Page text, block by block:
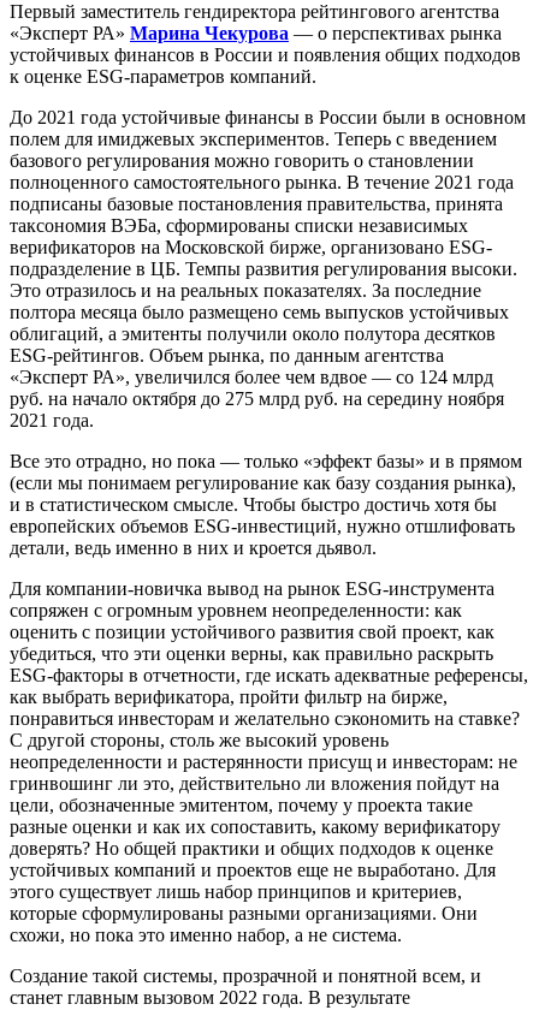
Первый заместитель гендиректора рейтингового агентства
«Эксперт РА» Марина Чекурова — о перспективах рынка
устойчивых финансов в России и появления общих подходов
к оценке ESG-параметров компаний.
До 2021 года устойчивые финансы в России были в основном
полем для имиджевых экспериментов. Теперь с введением
базового регулирования можно говорить о становлении
полноценного самостоятельного рынка. В течение 2021 года
подписаны базовые постановления правительства, принята
таксономия ВЭБа, сформированы списки независимых
верификаторов на Московской бирже, организовано ESG-
подразделение в ЦБ. Темпы развития регулирования высоки.
Это отразилось и на реальных показателях. За последние
полтора месяца было размещено семь выпусков устойчивых
облигаций, а эмитенты получили около полутора десятков
ESG-рейтингов. Объем рынка, по данным агентства
«Эксперт РА», увеличился более чем вдвое — со 124 млрд
руб. на начало октября до 275 млрд руб. на середину ноября
2021 года.
Все это отрадно, но пока — только «эффект базы» и в прямом
(если мы понимаем регулирование как базу создания рынка),
и в статистическом смысле. Чтобы быстро достичь хотя бы
европейских объемов ESG-инвестиций, нужно отшлифовать
детали, ведь именно в них и кроется дьявол.
Для компании-новичка вывод на рынок ESG-инструмента
сопряжен с огромным уровнем неопределенности: как
оценить с позиции устойчивого развития свой проект, как
убедиться, что эти оценки верны, как правильно раскрыть
ESG-факторы в отчетности, где искать адекватные референсы,
как выбрать верификатора, пройти фильтр на бирже,
понравиться инвесторам и желательно сэкономить на ставке?
С другой стороны, столь же высокий уровень
неопределенности и растерянности присущ и инвесторам: не
гринвошинг ли это, действительно ли вложения пойдут на
цели, обозначенные эмитентом, почему у проекта такие
разные оценки и как их сопоставить, какому верификатору
доверять? Но общей практики и общих подходов к оценке
устойчивых компаний и проектов еще не выработано. Для
этого существует лишь набор принципов и критериев,
которые сформулированы разными организациями. Они
схожи, но пока это именно набор, а не система.
Создание такой системы, прозрачной и понятной всем, и
станет главным вызовом 2022 года. В результате